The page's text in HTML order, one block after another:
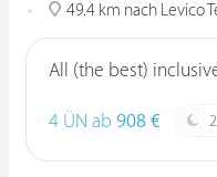
49.4 km nach Levico
All (the best)
4 ÜN ab 908 €